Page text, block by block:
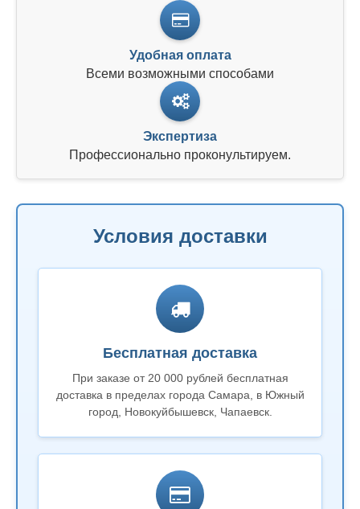
Удобная оплата
Всеми возможными способами
Экспертиза
Профессионально проконультируем.
Условия доставки
Бесплатная доставка
При заказе от 20 000 рублей бесплатная
доставка в пределах города Самара, в Южный
город, Новокуйбышевск, Чапаевск.